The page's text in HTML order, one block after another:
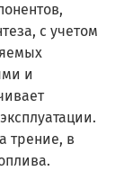
с учетом
и
трение, в